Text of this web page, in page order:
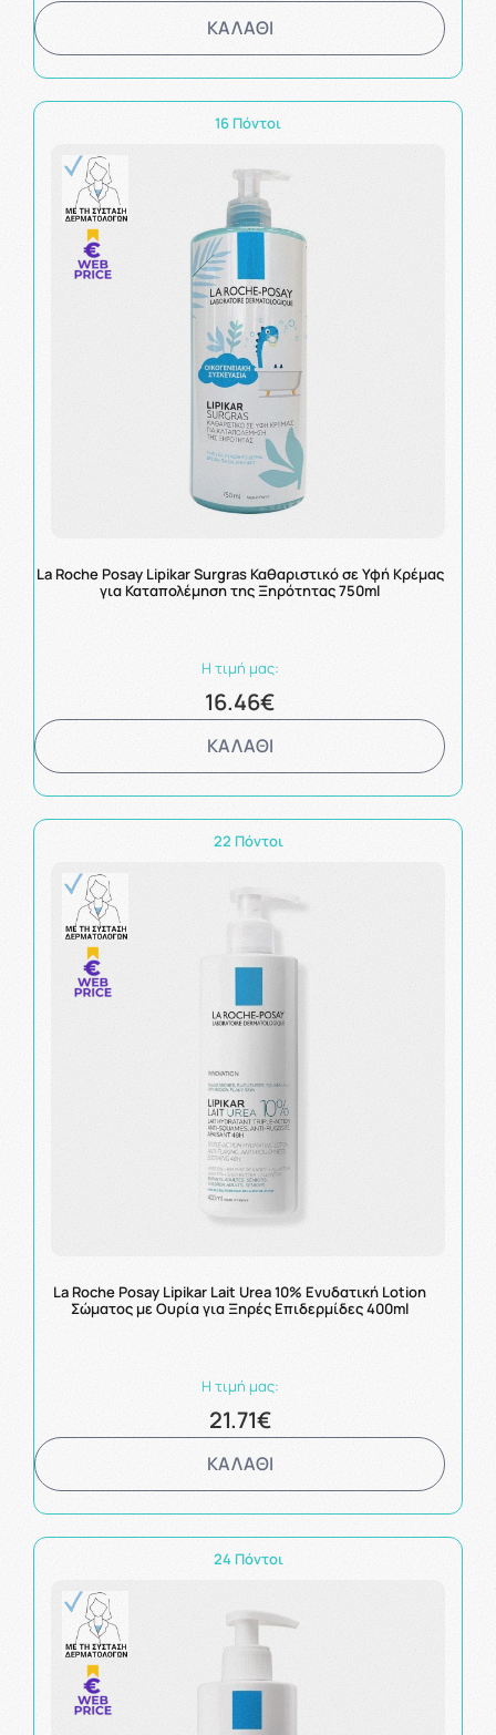
ΚΑΛΑΘΙ
16 Πόντοι
La Roche Posay Lipikar Surgras Καθαριστικό σε Υφή Κρέμας
για Καταπολέμηση της Ξηρότητας 750ml
Η τιμή μας:
16.46€
ΚΑΛΑΘΙ
22 Πόντοι
La Roche Posay Lipikar Lait Urea 10% Ενυδατική Lotion
Σώματος με Ουρία για Ξηρές Επιδερμίδες 400ml
Η τιμή μας:
21.71€
ΚΑΛΑΘΙ
24 Πόντοι